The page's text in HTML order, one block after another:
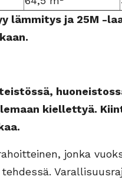
lämmitys ja 25M -
kiellettyä.
jonka